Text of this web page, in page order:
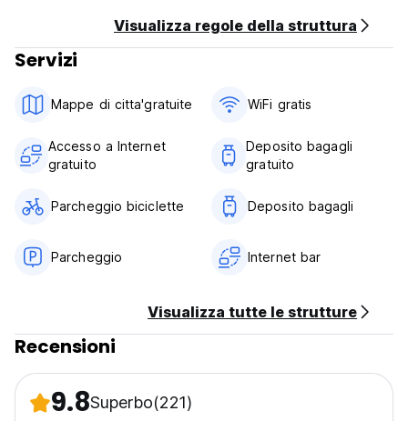
Visualizza regole della struttura
Servizi
Mappe di citta'gratuite WiFi gratis
Accesso a Internet
gratuito
Deposito bagagli
gratuito
Parcheggio biciclette Deposito bagagli
Parcheggio Internet bar
Visualizza tutte le strutture
Recensioni
9.8Superbo(221)